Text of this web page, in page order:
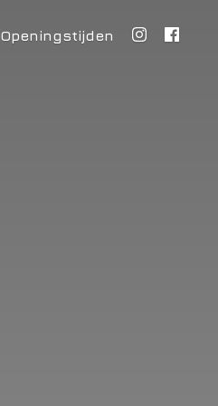
Openingstijden